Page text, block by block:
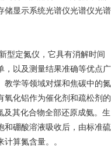
储显示系统光谱仪光谱仪光谱
型定氮仪，它具有消解时间
，以及测量结果准确等优点广
教学等领域对煤和焦碳中的氮
氧化铝作为催化剂和疏松剂的
其化合物全部还原成氨。生
和硼酸溶液吸收后，由标准硫
算氮含量。。